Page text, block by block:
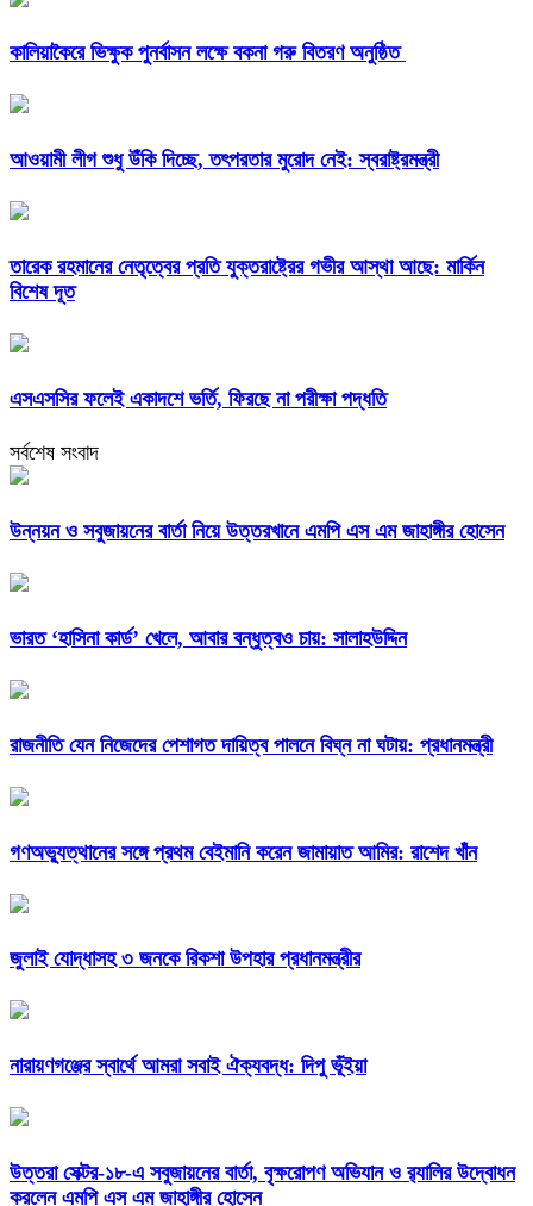
কালিয়াকৈরে ভিক্ষুক পুনর্বাসন লক্ষে বকনা গরু বিতরণ অনুষ্ঠিত
আওয়ামী লীগ শুধু উঁকি দিচ্ছে, তৎপরতার মুরোদ নেই: স্বরাষ্ট্রমন্ত্রী
তারেক রহমানের নেতৃত্বের প্রতি যুক্তরাষ্ট্রের গভীর আস্থা আছে: মার্কিন
বিশেষ দূত
এসএসসির ফলেই একাদশে ভর্তি, ফিরছে না পরীক্ষা পদ্ধতি
সর্বশেষ সংবাদ
উন্নয়ন ও সবুজায়নের বার্তা নিয়ে উত্তরখানে এমপি এস এম জাহাঙ্গীর হোসেন
ভারত ‘হাসিনা কার্ড’ খেলে, আবার বন্ধুত্বও চায়: সালাহউদ্দিন
রাজনীতি যেন নিজেদের পেশাগত দায়িত্ব পালনে বিঘ্ন না ঘটায়: প্রধানমন্ত্রী
গণঅভ্যুত্থানের সঙ্গে প্রথম বেইমানি করেন জামায়াত আমির: রাশেদ খাঁন
জুলাই যোদ্ধাসহ ৩ জনকে রিকশা উপহার প্রধানমন্ত্রীর
নারায়ণগঞ্জের স্বার্থে আমরা সবাই ঐক্যবদ্ধ: দিপু ভূঁইয়া
উত্তরা সেক্টর-১৮-এ সবুজায়নের বার্তা, বৃক্ষরোপণ অভিযান ও র‍্যালির উদ্বোধন
করলেন এমপি এস এম জাহাঙ্গীর হোসেন